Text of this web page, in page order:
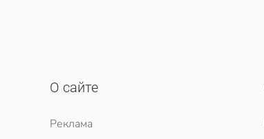
О сайте
Реклама